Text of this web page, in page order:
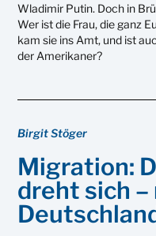
Wladimir Putin. Doch in
Wer ist die Frau, die ganz
kam sie ins Amt, und ist
der Amerikaner?
Birgit Stöger
Migration:
dreht sich –